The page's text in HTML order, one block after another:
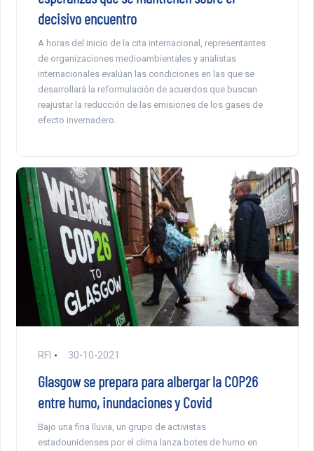
decisivo encuentro
A horas del inicio de la cita internacional, representantes
de organizaciones medioambientales y analistas
internacionales evalúan las condiciones en las que se
desarrollará la reformulación de acuerdos que buscan
reajustar la reducción de las emisiones de los gases de
efecto invernadero.
RFI 30-10-2021
Glasgow se prepara para albergar la COP26
entre humo, inundaciones y Covid
Bajo una fina lluvia, un grupo de activistas
estadounidenses por el clima lanza botes de humo en